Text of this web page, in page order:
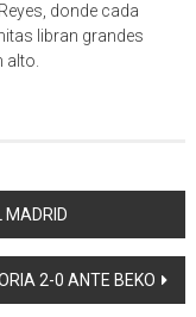
donde cada
libran grandes
MADRID
2-0 ANTE BEKO